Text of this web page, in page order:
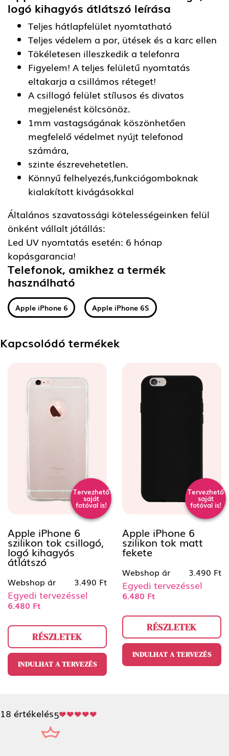
logó kihagyós átlátszó leírása
Teljes hátlapfelület nyomtatható
Teljes védelem a por, ütések és a karc ellen
Tökéletesen illeszkedik a telefonra
Figyelem! A teljes felületű nyomtatás
eltakarja a csillámos réteget!
A csillogó felület stílusos és divatos
megjelenést kölcsönöz.
1mm vastagságának köszönhetően
megfelelő védelmet nyújt telefonod
számára,
szinte észrevehetetlen.
Könnyű felhelyezés,funkciógomboknak
kialakított kivágásokkal
Általános szavatossági kötelességeinken felül
önként vállalt jótállás:
Led UV nyomtatás esetén: 6 hónap
kopásgarancia!
Telefonok, amikhez a termék
használható
Apple iPhone 6 Apple iPhone 6S
Kapcsolódó termékek
Tervezhető
saját
fotóval is!
Apple iPhone 6
szilikon tok csillogó,
logó kihagyós
átlátszó
Webshop ár 3.490 Ft
Egyedi tervezéssel
6.480 Ft
RÉSZLETEK
INDULHAT A TERVEZÉS
Tervezhető
saját
fotóval is!
Apple iPhone 6
szilikon tok matt
fekete
Webshop ár 3.490 Ft
Egyedi tervezéssel
6.480 Ft
RÉSZLETEK
INDULHAT A TERVEZÉS
18 értékelés5